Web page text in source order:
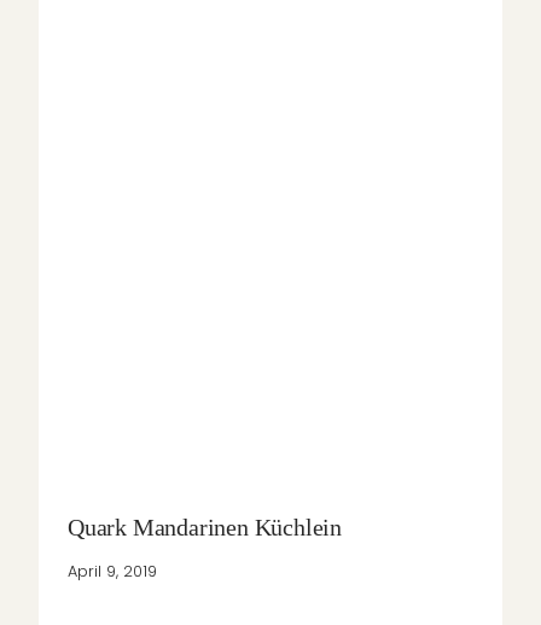
Quark Mandarinen Küchlein
April 9, 2019